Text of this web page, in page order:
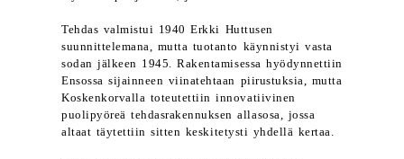
Tehdas valmistui 1940 Erkki Huttusen
suunnittelemana, mutta tuotanto käynnistyi vasta
sodan jälkeen 1945. Rakentamisessa hyödynnettiin
Ensossa sijainneen viinatehtaan piirustuksia, mutta
Koskenkorvalla toteutettiin innovatiivinen
puolipyöreä tehdasrakennuksen allasosa, jossa
altaat täytettiin sitten keskitetysti yhdellä kertaa.